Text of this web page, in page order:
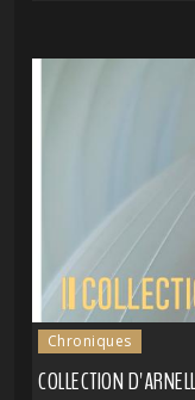
Chroniques
COLLECTION